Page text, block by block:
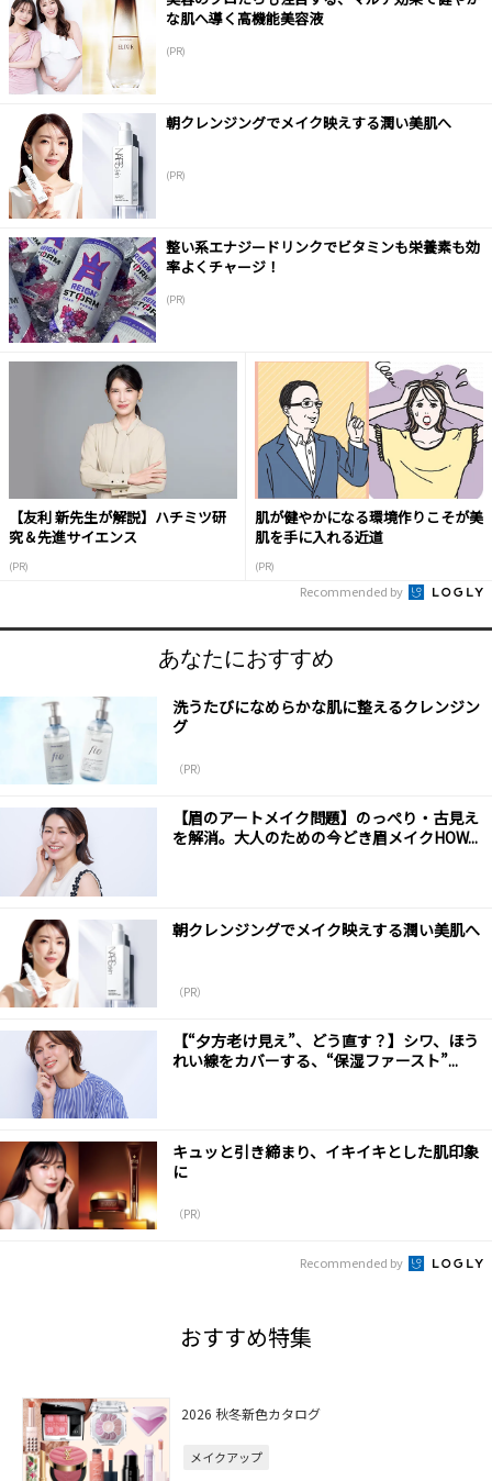
な肌へ導く高機能美容液
(PR)
朝クレンジングでメイク映えする潤い美肌へ
(PR)
整い系エナジードリンクでビタミンも栄養素も効
率よくチャージ！
(PR)
【友利 新先生が解説】ハチミツ研
究＆先進サイエンス
(PR)
肌が健やかになる環境作りこそが美
肌を手に入れる近道
(PR)
Recommended by
あなたにおすすめ
洗うたびになめらかな肌に整えるクレンジン
グ
（PR）
【眉のアートメイク問題】のっぺり・古見え
を解消。大人のための今どき眉メイクHOW...
朝クレンジングでメイク映えする潤い美肌へ
（PR）
【“夕方老け見え”、どう直す？】シワ、ほう
れい線をカバーする、“保湿ファースト”...
キュッと引き締まり、イキイキとした肌印象
に
（PR）
Recommended by
おすすめ特集
2026 秋冬新色カタログ
メイクアップ